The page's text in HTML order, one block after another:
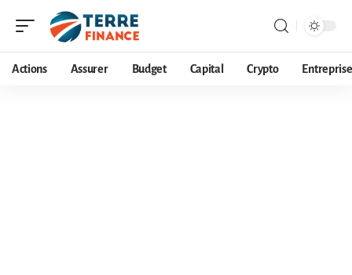
Actions Assurer Budget Capital Crypto Entreprise